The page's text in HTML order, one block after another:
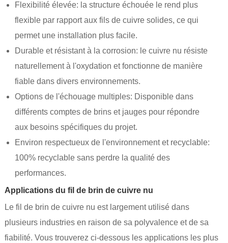
Flexibilité élevée: la structure échouée le rend plus
flexible par rapport aux fils de cuivre solides, ce qui
permet une installation plus facile.
Durable et résistant à la corrosion: le cuivre nu résiste
naturellement à l'oxydation et fonctionne de manière
fiable dans divers environnements.
Options de l'échouage multiples: Disponible dans
différents comptes de brins et jauges pour répondre
aux besoins spécifiques du projet.
Environ respectueux de l'environnement et recyclable:
100% recyclable sans perdre la qualité des
performances.
Applications du fil de brin de cuivre nu
Le fil de brin de cuivre nu est largement utilisé dans
plusieurs industries en raison de sa polyvalence et de sa
fiabilité. Vous trouverez ci-dessous les applications les plus